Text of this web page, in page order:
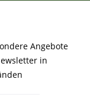
Angebote
in